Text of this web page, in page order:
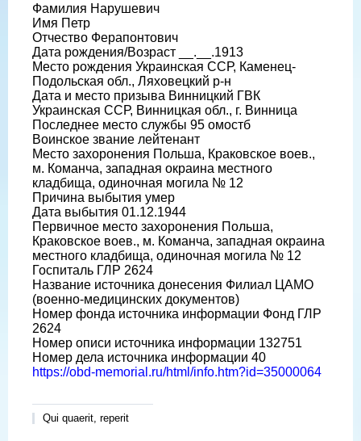
Фамилия Нарушевич
Имя Петр
Отчество Ферапонтович
Дата рождения/Возраст __.__.1913
Место рождения Украинская ССР, Каменец-
Подольская обл., Ляховецкий р-н
Дата и место призыва Винницкий ГВК
Украинская ССР, Винницкая обл., г. Винница
Последнее место службы 95 омостб
Воинское звание лейтенант
Место захоронения Польша, Краковское воев.,
м. Команча, западная окраина местного
кладбища, одиночная могила № 12
Причина выбытия умер
Дата выбытия 01.12.1944
Первичное место захоронения Польша,
Краковское воев., м. Команча, западная окраина
местного кладбища, одиночная могила № 12
Госпиталь ГЛР 2624
Название источника донесения Филиал ЦАМО
(военно-медицинских документов)
Номер фонда источника информации Фонд ГЛР
2624
Номер описи источника информации 132751
Номер дела источника информации 40
https://obd-memorial.ru/html/info.htm?id=35000064
Qui quaerit, reperit